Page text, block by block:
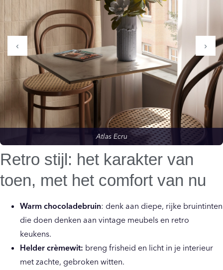
Retro stijl: het karakter van
toen, met het comfort van nu
Warm chocoladebruin: denk aan diepe, rijke bruintinten
die doen denken aan vintage meubels en retro
keukens.
Helder crèmewit: breng frisheid en licht in je interieur
met zachte, gebroken witten.
Atlas Ecru
‹ ›